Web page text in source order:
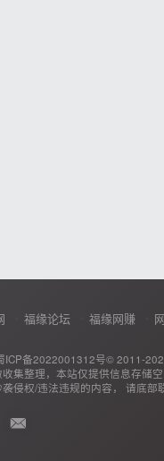
福缘论坛 福缘网赚
ICP备2022001312号© 2011-
集整理，本站仅提供信息存储
侵权/违法违规的内容， 请底部